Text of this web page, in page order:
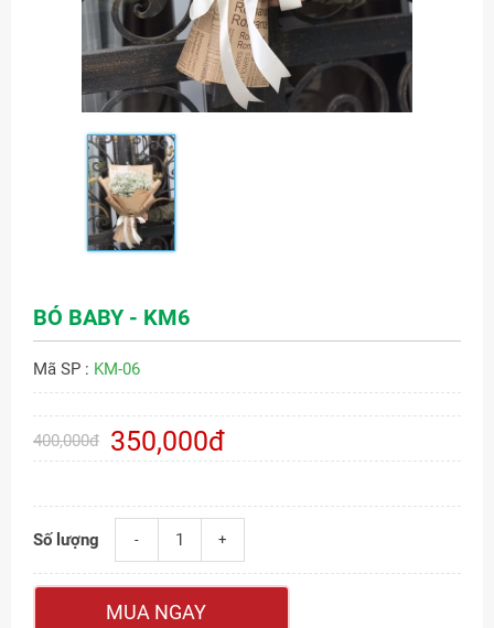
BÓ BABY - KM6
Mã SP : KM-06
400,000đ 350,000đ
Số lượng - +
MUA NGAY